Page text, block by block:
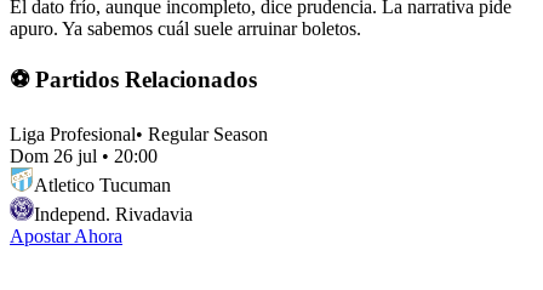
El dato frío, aunque incompleto, dice prudencia. La narrativa pide
apuro. Ya sabemos cuál suele arruinar boletos.
⚽ Partidos Relacionados
Liga Profesional• Regular Season
Dom 26 jul • 20:00
Atletico Tucuman
Independ. Rivadavia
Apostar Ahora